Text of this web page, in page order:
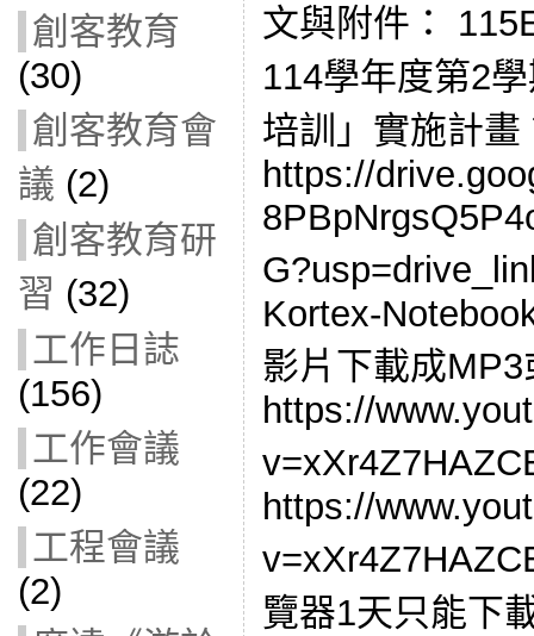
創客教育
(30)
創客教育會
議 (2)
創客教育研
習 (32)
工作日誌
(156)
工作會議
(22)
工程會議
(2)
文與附件：
114學年度第2
培訓」實施計
https://
Kortex-
影片下載成
https://
https://
覽器1天只能下